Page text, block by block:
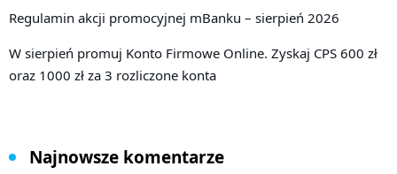
Regulamin akcji promocyjnej mBanku – sierpień 2026
W sierpień promuj Konto Firmowe Online. Zyskaj CPS 600 zł
oraz 1000 zł za 3 rozliczone konta
Najnowsze komentarze